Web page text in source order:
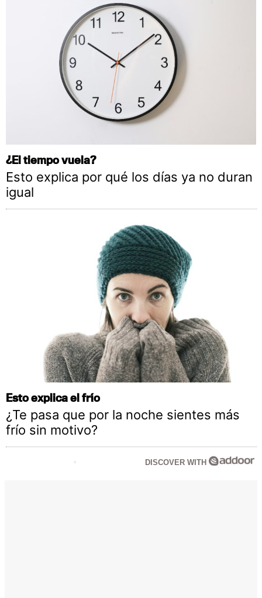
¿El tiempo vuela?
Esto explica por qué los días ya no duran
igual
Esto explica el frío
¿Te pasa que por la noche sientes más
frío sin motivo?
DISCOVER WITH